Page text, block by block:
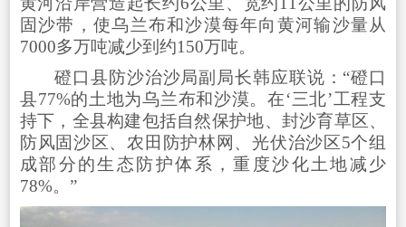
固沙带，使乌兰布和沙漠每年向黄河输沙量从
7000多万吨减少到约150万吨。
磴口县防沙治沙局副局长韩应联说：“磴口
县77%的土地为乌兰布和沙漠。在‘三北’工程支
持下，全县构建包括自然保护地、封沙育草区、
防风固沙区、农田防护林网、光伏治沙区5个组
成部分的生态防护体系，重度沙化土地减少
78%。”